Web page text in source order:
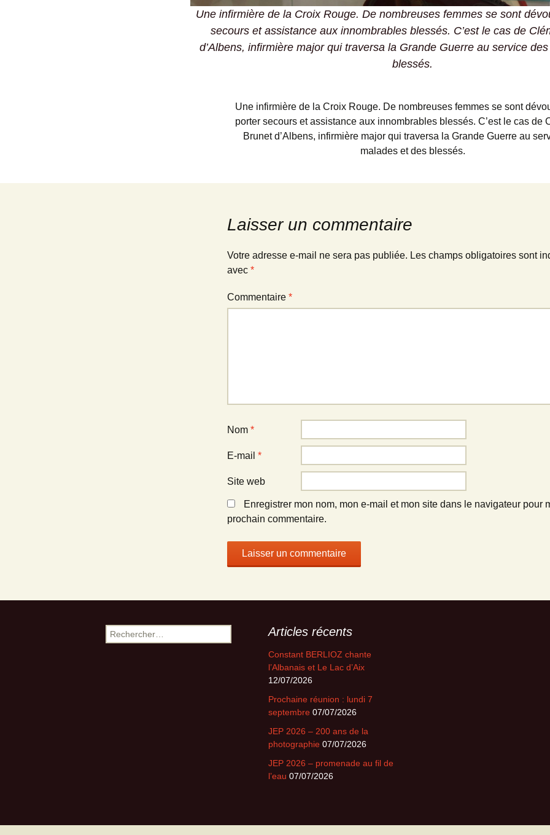
Une infirmière de la Croix Rouge. De nombreuses femmes se sont
secours et assistance aux innombrables blessés. C’est le cas de
d’Albens, infirmière major qui traversa la Grande Guerre au service
blessés.
Une infirmière de la Croix Rouge. De nombreuses femmes se sont
porter secours et assistance aux innombrables blessés. C’est le cas de
Brunet d’Albens, infirmière major qui traversa la Grande Guerre au
malades et des blessés.
Laisser un commentaire
Votre adresse e-mail ne sera pas publiée. Les champs obligatoires sont
avec *
Commentaire *
Nom *
E-mail *
Site web
Enregistrer mon nom, mon e-mail et mon site dans le navigateur pour
prochain commentaire.
Rechercher : Articles récents
Constant BERLIOZ chante
l’Albanais et Le Lac d’Aix
12/07/2026
Prochaine réunion : lundi 7
septembre 07/07/2026
JEP 2026 – 200 ans de la
photographie 07/07/2026
JEP 2026 – promenade au fil de
l’eau 07/07/2026